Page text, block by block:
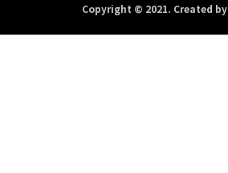
Copyright © 2021. Created by